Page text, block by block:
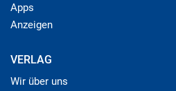
Apps
Anzeigen
VERLAG
Wir über uns